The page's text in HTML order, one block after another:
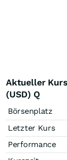
Aktueller
(USD) Q
Börsenplatz
Letzter Kurs
Performance